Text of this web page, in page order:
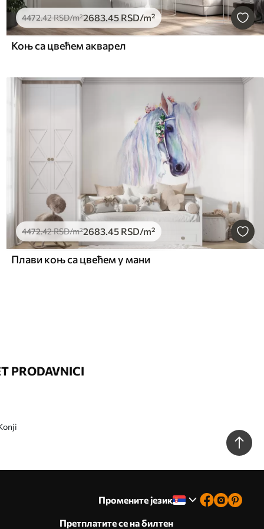
4472.42RSD/m²2683.45 RSD/m²
Коњ са цвећем акварел
4472.42RSD/m²2683.45 RSD/m²
Плави коњ са цвећем у мани
PRODAVNICI
Промените језик
Претплатите се на билтен